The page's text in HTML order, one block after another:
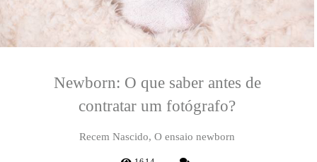
Newborn: O que saber antes de
contratar um fotógrafo?
Recem Nascido, O ensaio newborn